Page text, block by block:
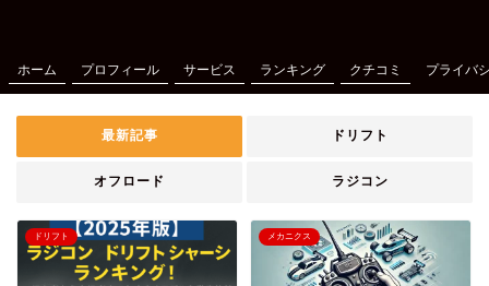
ホーム プロフィール サービス ランキング クチコミ プライバ
最新記事 ドリフト
オフロード ラジコン
ドリフト メカニクス